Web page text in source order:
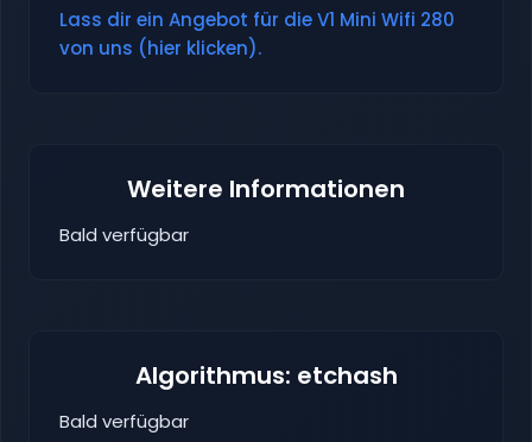
Lass dir ein Angebot für die V1 Mini Wifi 280
von uns (hier klicken).
Weitere Informationen
Bald verfügbar
Algorithmus: etchash
Bald verfügbar